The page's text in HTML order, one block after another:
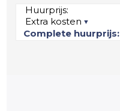
Huurprijs:
Extra kosten
Complete huurprijs: